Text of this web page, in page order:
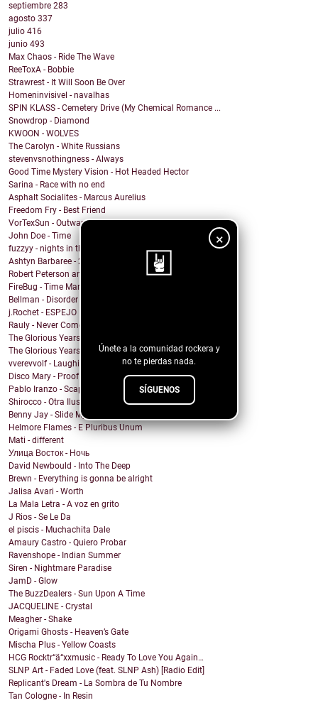
×
Únete a la comunidad rockera y
no te pierdas nada.
SÍGUENOS
septiembre 283
agosto 337
julio 416
junio 493
Max Chaos - Ride The Wave
ReeToxA - Bobbie
Strawrest - It Will Soon Be Over
Homeninvisivel - navalhas
SPIN KLASS - Cemetery Drive (My Chemical Romance ...
Snowdrop - Diamond
KWOON - WOLVES
The Carolyn - White Russians
stevenvsnothingness - Always
Good Time Mystery Vision - Hot Headed Hector
Sarina - Race with no end
Asphalt Socialites - Marcus Aurelius
Freedom Fry - Best Friend
VorTexSun - Outward Spinning
John Doe - Time
fuzzyy - nights in the basement ft. long beard
Ashtyn Barbaree - 2am Shadow (Piano Version)
Robert Peterson and The Crusade - Of All The World
FireBug - Time Marches On
Bellman - Disorder
j.Rochet - ESPEJO
Rauly - Never Come Back
The Glorious Years - Cosmic Behaviour
The Glorious Years - Sweet Imperfections
vverevvolf - Laughing Til I Cry
Disco Mary - Proof
Pablo Iranzo - Scapegoat (Single Edit)
Shirocco - Otra Ilusión
Benny Jay - Slide My Way
Helmore Flames - E Pluribus Unum
Mati - different
Улица Восток - Ночь
David Newbould - Into The Deep
Brewn - Everything is gonna be alright
Jalisa Avari - Worth
La Mala Letra - A voz en grito
J Rios - Se Le Da
el piscis - Muchachita Dale
Amaury Castro - Quiero Probar
Ravenshope - Indian Summer
Siren - Nightmare Paradise
JamD - Glow
The BuzzDealers - Sun Upon A Time
JACQUELINE - Crystal
Meagher - Shake
Origami Ghosts - Heaven’s Gate
Mischa Plus - Yellow Coasts
HCG Rocktr“ä“xxmusic - Ready To Love You Again…
SLNP Art - Faded Love (feat. SLNP Ash) [Radio Edit]
Replicant's Dream - La Sombra de Tu Nombre
Tan Cologne - In Resin